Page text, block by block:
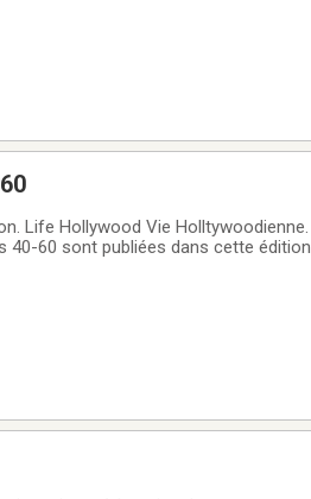
Hollywood Vie Holltywoodienne. Tous
40-60 sont publiées dans cette édition